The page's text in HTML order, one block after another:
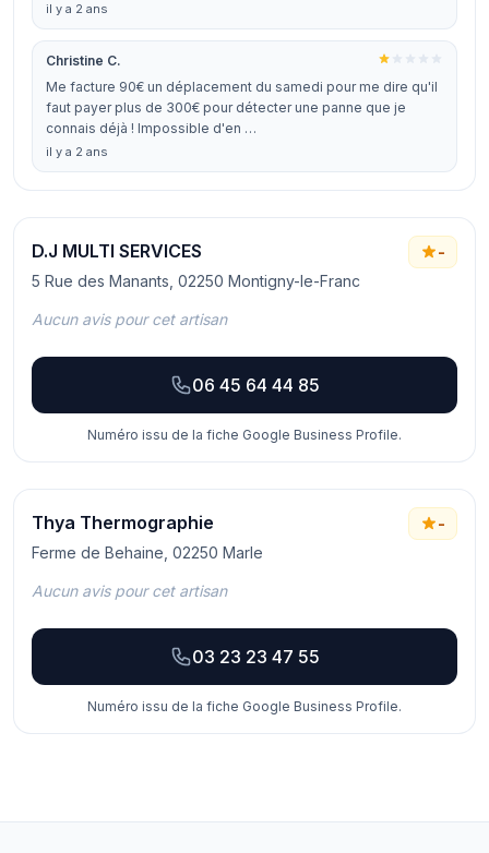
il y a 2 ans
Christine C.
Me facture 90€ un déplacement du samedi pour me dire qu'il
faut payer plus de 300€ pour détecter une panne que je
connais déjà ! Impossible d'en …
il y a 2 ans
D.J MULTI SERVICES
5 Rue des Manants, 02250 Montigny-le-Franc
-
Aucun avis pour cet artisan
06 45 64 44 85
Numéro issu de la fiche Google Business Profile.
Thya Thermographie
Ferme de Behaine, 02250 Marle
-
Aucun avis pour cet artisan
03 23 23 47 55
Numéro issu de la fiche Google Business Profile.